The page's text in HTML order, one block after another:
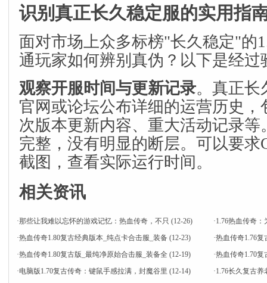
识别真正长久稳定服的实用指
面对市场上众多标榜"长久稳定"的
通玩家如何辨别真伪？以下是经过
观察开服时间与更新记录。真正长
官网或论坛公布详细的运营历史，
次版本更新内容、重大活动记录等
完整，没有明显的断层。可以要
截图，查看实际运行时间。
相关资讯
·那些让我难以忘怀的游戏记忆：热血传奇，不只 (12-26) ·1.76热血传奇
·热血传奇1.80复古经典版本_纯点卡合击服_装备 (12-23) ·热血传奇1.76复
·热血传奇1.80复古版_最纯净原始合击服_装备全 (12-19) ·热血传奇1.70
·电脑版1.70复古传奇：键鼠手感拉满，封魔谷里 (12-14) ·1.76长久复古